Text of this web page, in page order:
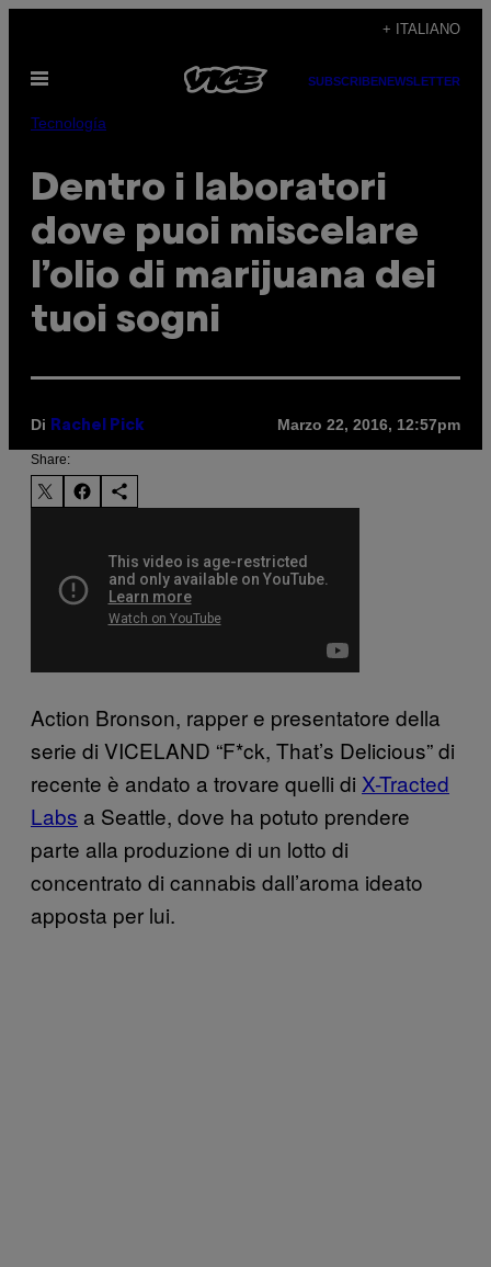
contenuto
+ ITALIANO
Apri
SUBSCRIBENEWSLETTER
Tecnología
Dentro i laboratori
dove puoi miscelare
l’olio di marijuana dei
tuoi sogni
Di Rachel Pick Marzo 22, 2016, 12:57pm
Share:
Action Bronson, rapper e presentatore della
serie di VICELAND “F*ck, That’s Delicious” di
recente è andato a trovare quelli di X-Tracted
Labs a Seattle, dove ha potuto prendere
parte alla produzione di un lotto di
concentrato di cannabis dall’aroma ideato
apposta per lui.